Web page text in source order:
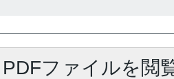
PDFファイルを閲